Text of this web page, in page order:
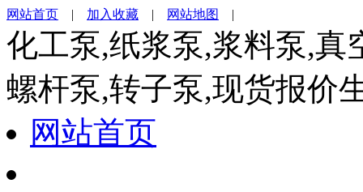
网站首页 | 加入收藏 | 网站地图 |
化工泵,纸浆泵,浆料泵,真
螺杆泵,转子泵,现货报价
网站首页